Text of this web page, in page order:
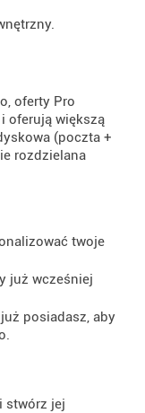
oferty Pro
oferują większą
(poczta +
rozdzielana
twoje
już wcześniej
posiadasz, aby
stwórz jej